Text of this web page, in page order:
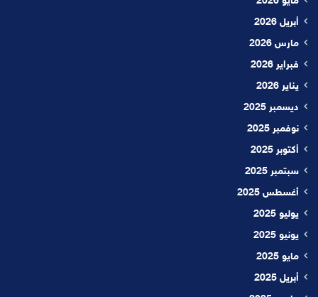
أبريل 2026
مارس 2026
فبراير 2026
يناير 2026
ديسمبر 2025
نوفمبر 2025
أكتوبر 2025
سبتمبر 2025
أغسطس 2025
يوليو 2025
يونيو 2025
مايو 2025
أبريل 2025